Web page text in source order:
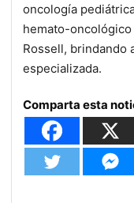
oncología
hemato-
Rossell, brindando
especializada.
Comparta esta